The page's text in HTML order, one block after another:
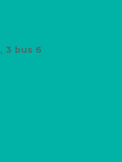
3 bus 6